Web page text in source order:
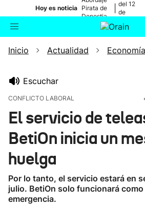
Hoy es noticia Pirata de
Donostia
del 12
de
Buscador Actualidad
Ikusmiran
Inicio Actualidad Economía
Escuchar
CONFLICTO LABORAL
El servicio de
BetiOn inicia un
huelga
Por lo tanto, el servicio estará en
julio. BetiOn solo funcionará
emergencia.